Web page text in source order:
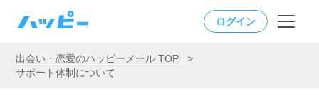
ログイン
出会い・恋愛のハッピーメール TOP
>
サポート体制について